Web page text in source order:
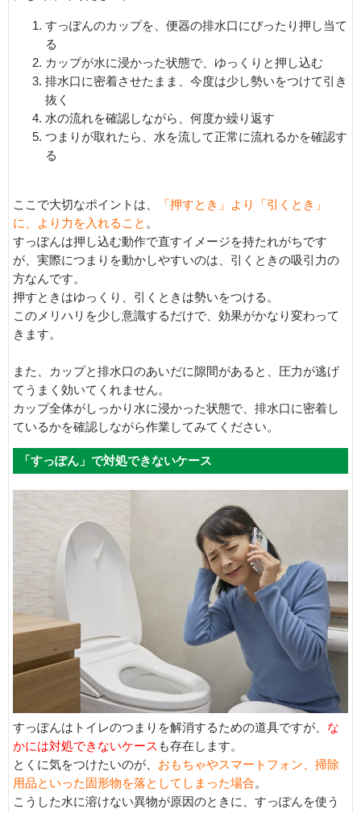
すっぽんのカップを、便器の排水口にぴったり押し当て
る
カップが水に浸かった状態で、ゆっくりと押し込む
排水口に密着させたまま、今度は少し勢いをつけて引き
抜く
水の流れを確認しながら、何度か繰り返す
つまりが取れたら、水を流して正常に流れるかを確認す
る
ここで大切なポイントは、
「押すとき」より「引くとき」
に、より力を入れること 。
すっぽんは押し込む動作で直すイメージを持たれがちです
が、実際につまりを動かしやすいのは、引くときの吸引力の
方なんです。
押すときはゆっくり、引くときは勢いをつける。
このメリハリを少し意識するだけで、効果がかなり変わって
きます。
また、カップと排水口のあいだに隙間があると、圧力が逃げ
てうまく効いてくれません。
カップ全体がしっかり水に浸かった状態で、排水口に密着し
ているかを確認しながら作業してみてください。
「すっぽん」で対処できないケース
すっぽんはトイレのつまりを解消するための道具ですが、 な
かには対処できないケース も存在します。
とくに気をつけたいのが、 おもちゃやスマートフォン、掃除
用品といった固形物を落としてしまった場合。
こうした水に溶けない異物が原因のときに、すっぽんを使う